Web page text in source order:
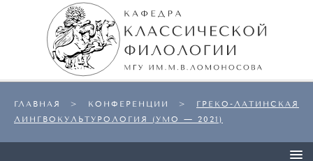
ГЛАВНАЯ > КОНФЕРЕНЦИИ > ГРЕКО-ЛАТИНСКАЯ
ЛИНГВОКУЛЬТУРОЛОГИЯ (УМО — 2021)